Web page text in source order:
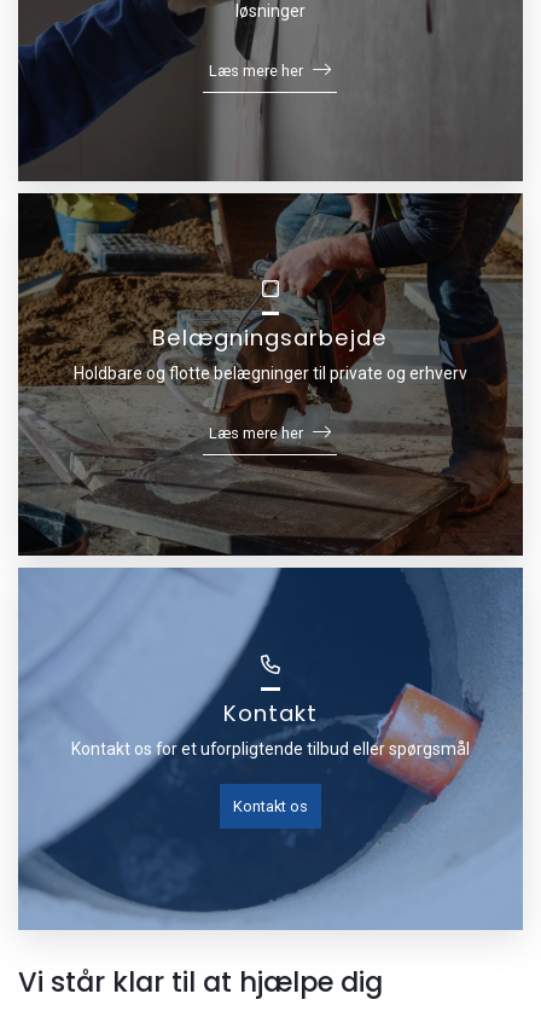
løsninger
Læs mere her
Belægningsarbejde
Holdbare og flotte belægninger til private og erhverv
Læs mere her
Kontakt
Kontakt os for et uforpligtende tilbud eller spørgsmål
Kontakt os
Vi står klar til at hjælpe dig